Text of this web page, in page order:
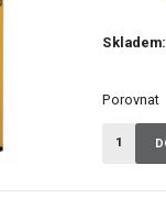
Skladem:
Porovnat